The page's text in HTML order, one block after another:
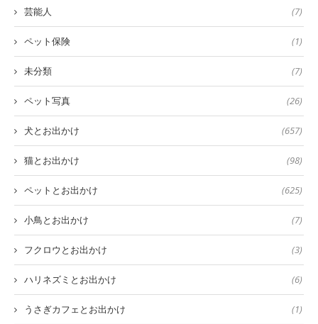
芸能人 (7)
ペット保険 (1)
未分類 (7)
ペット写真 (26)
犬とお出かけ (657)
猫とお出かけ (98)
ペットとお出かけ (625)
小鳥とお出かけ (7)
フクロウとお出かけ (3)
ハリネズミとお出かけ (6)
うさぎカフェとお出かけ (1)